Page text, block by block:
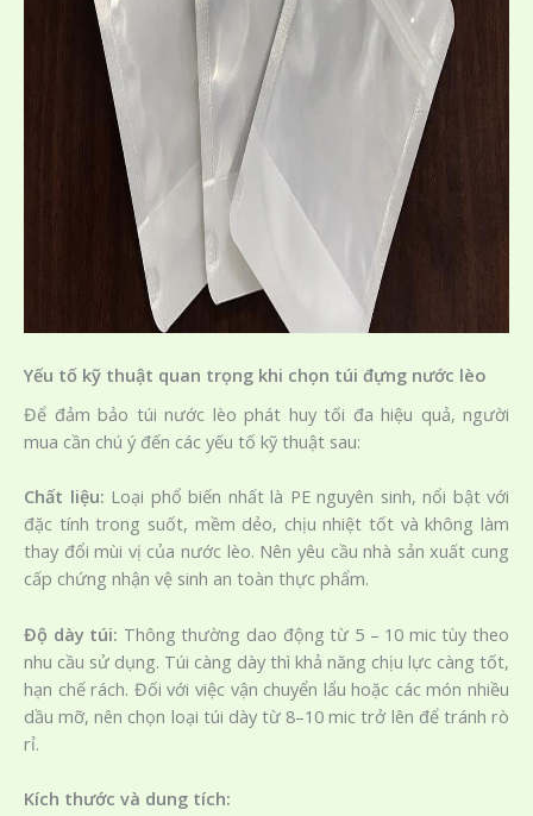
Yếu tố kỹ thuật quan trọng khi chọn túi đựng nước lèo
Để đảm bảo túi nước lèo phát huy tối đa hiệu quả, người
mua cần chú ý đến các yếu tố kỹ thuật sau:
Chất liệu: Loại phổ biến nhất là PE nguyên sinh, nổi bật với
đặc tính trong suốt, mềm dẻo, chịu nhiệt tốt và không làm
thay đổi mùi vị của nước lèo. Nên yêu cầu nhà sản xuất cung
cấp chứng nhận vệ sinh an toàn thực phẩm.
Độ dày túi: Thông thường dao động từ 5 – 10 mic tùy theo
nhu cầu sử dụng. Túi càng dày thì khả năng chịu lực càng tốt,
hạn chế rách. Đối với việc vận chuyển lẩu hoặc các món nhiều
dầu mỡ, nên chọn loại túi dày từ 8–10 mic trở lên để tránh rò
rỉ.
Kích thước và dung tích: